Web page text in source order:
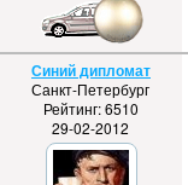
Синий дипломат
Санкт-Петербург
Рейтинг: 6510
29-02-2012